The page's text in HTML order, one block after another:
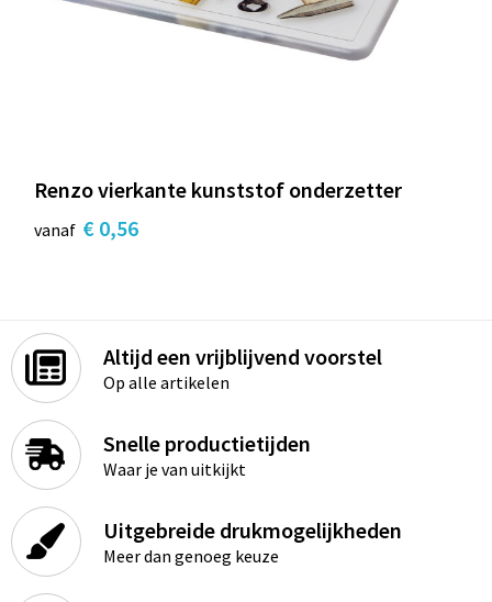
Renzo vierkante kunststof onderzetter
vanaf € 0,56
Altijd een vrijblijvend voorstel
Op alle artikelen
Snelle productietijden
Waar je van uitkijkt
Uitgebreide drukmogelijkheden
Meer dan genoeg keuze